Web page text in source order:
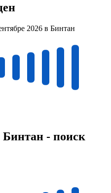
2026 в Бинтан
- поиск